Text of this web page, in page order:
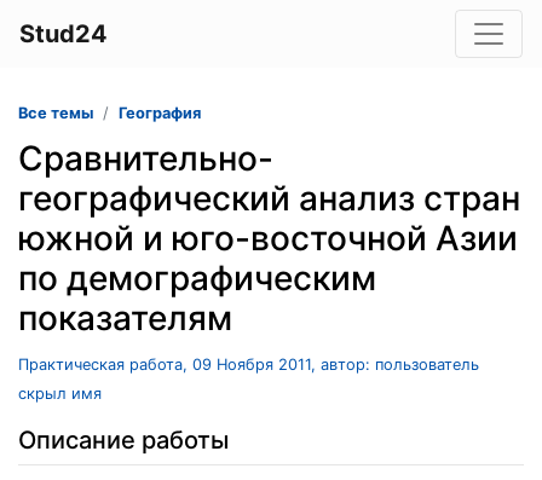
Stud24
Все темы География
Сравнительно-
географический анализ стран
южной и юго-восточной Азии
по демографическим
показателям
Практическая работа, 09 Ноября 2011, автор: пользователь
скрыл имя
Описание работы